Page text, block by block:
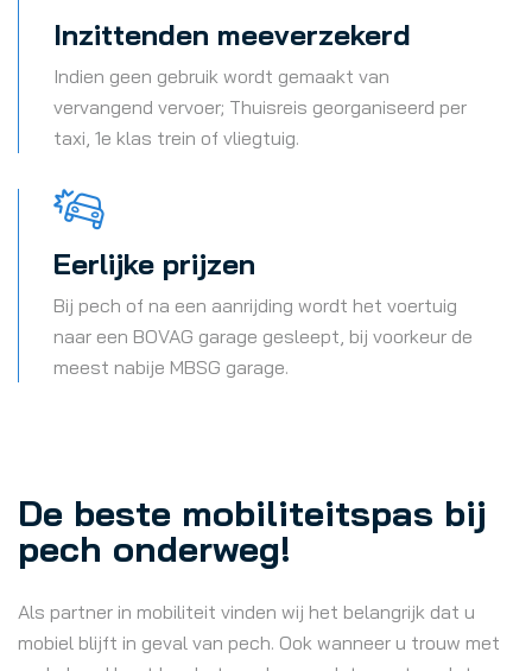
Inzittenden meeverzekerd
Indien geen gebruik wordt gemaakt van
vervangend vervoer; Thuisreis georganiseerd per
taxi, 1e klas trein of vliegtuig.
Eerlijke prijzen
Bij pech of na een aanrijding wordt het voertuig
naar een BOVAG garage gesleept, bij voorkeur de
meest nabije MBSG garage.
De beste mobiliteitspas bij
pech onderweg!
Als partner in mobiliteit vinden wij het belangrijk dat u
mobiel blijft in geval van pech. Ook wanneer u trouw met